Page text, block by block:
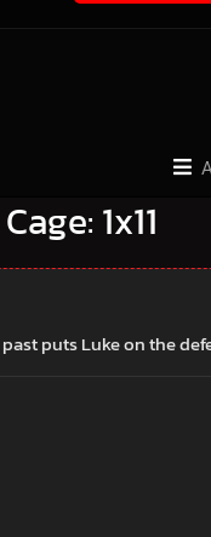
1x11
puts Luke on the